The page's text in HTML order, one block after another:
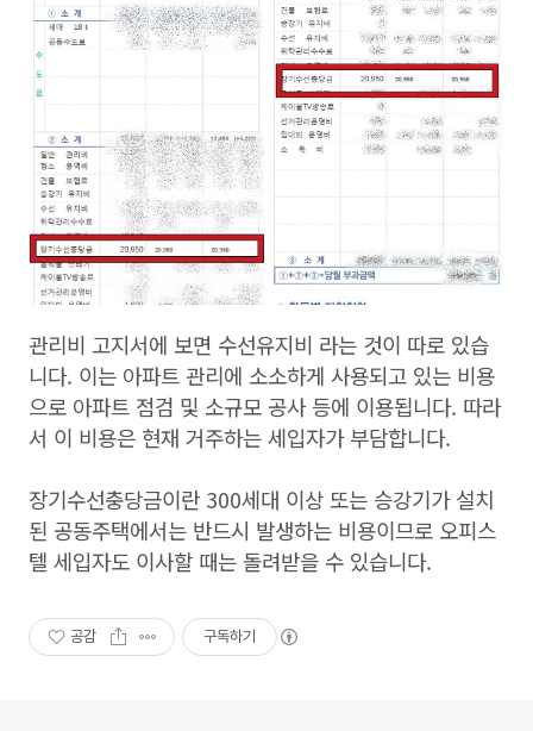
관리비 고지서에 보면 수선유지비 라는 것이 따로 있습
니다. 이는 아파트 관리에 소소하게 사용되고 있는 비용
으로 아파트 점검 및 소규모 공사 등에 이용됩니다. 따라
서 이 비용은 현재 거주하는 세입자가 부담합니다.
장기수선충당금이란 300세대 이상 또는 승강기가 설치
된 공동주택에서는 반드시 발생하는 비용이므로 오피스
텔 세입자도 이사할 때는 돌려받을 수 있습니다.
공감 구독하기